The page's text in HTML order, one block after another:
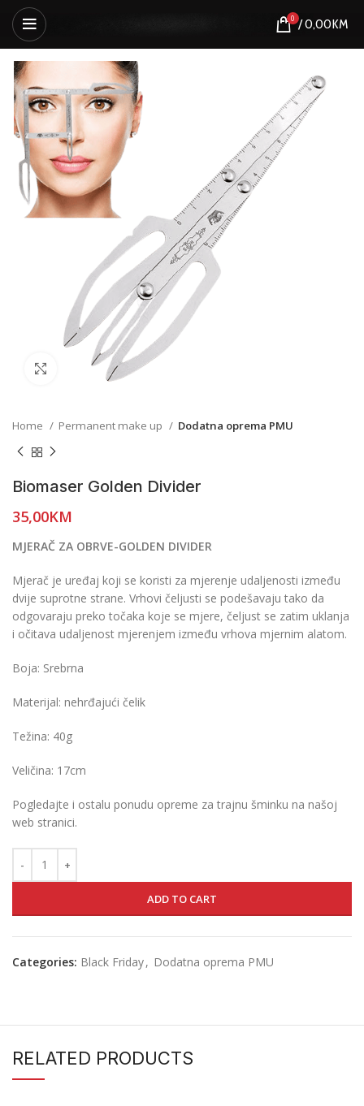
0 /0,00KM
Click to enlarge
Home Permanent make up Dodatna oprema PMU
Biomaser Golden Divider
35,00KM
MJERAČ ZA OBRVE-GOLDEN DIVIDER
Mjerač je uređaj koji se koristi za mjerenje udaljenosti između
dvije suprotne strane. Vrhovi čeljusti se podešavaju tako da
odgovaraju preko točaka koje se mjere, čeljust se zatim uklanja
i očitava udaljenost mjerenjem između vrhova mjernim alatom.
Boja: Srebrna
Materijal: nehrđajući čelik
Težina: 40g
Veličina: 17cm
Pogledajte i ostalu ponudu opreme za trajnu šminku na našoj
web stranici.
ADD TO CART
Categories: Black Friday, Dodatna oprema PMU
RELATED PRODUCTS